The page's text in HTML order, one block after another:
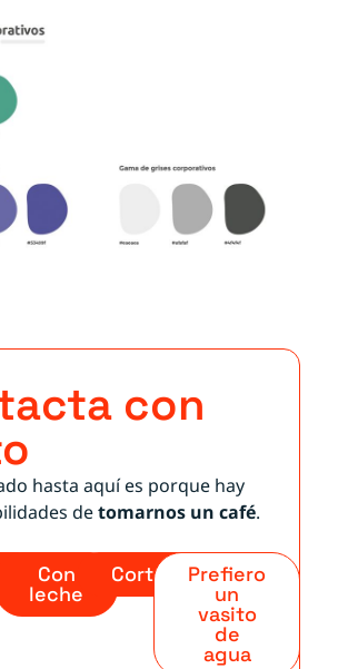
con
hasta aquí es porque hay
detomarnos un café.
Con
leche
CortadoPrefiero
un
vasito
de
agua